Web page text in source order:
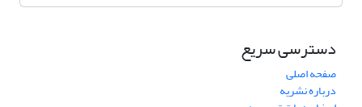
دسترسی سریع
صفحه اصلی
درباره نشریه